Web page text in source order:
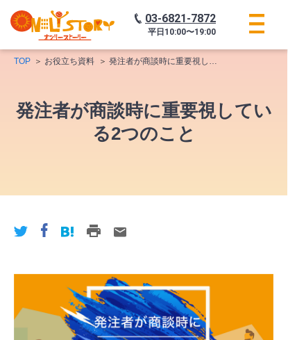
03-6821-7872
平日 10:00〜19:00
TOP お役立ち資料 発注者が商談時に重要視している2つのこと
発注者が商談時に重要視してい
る2つのこと